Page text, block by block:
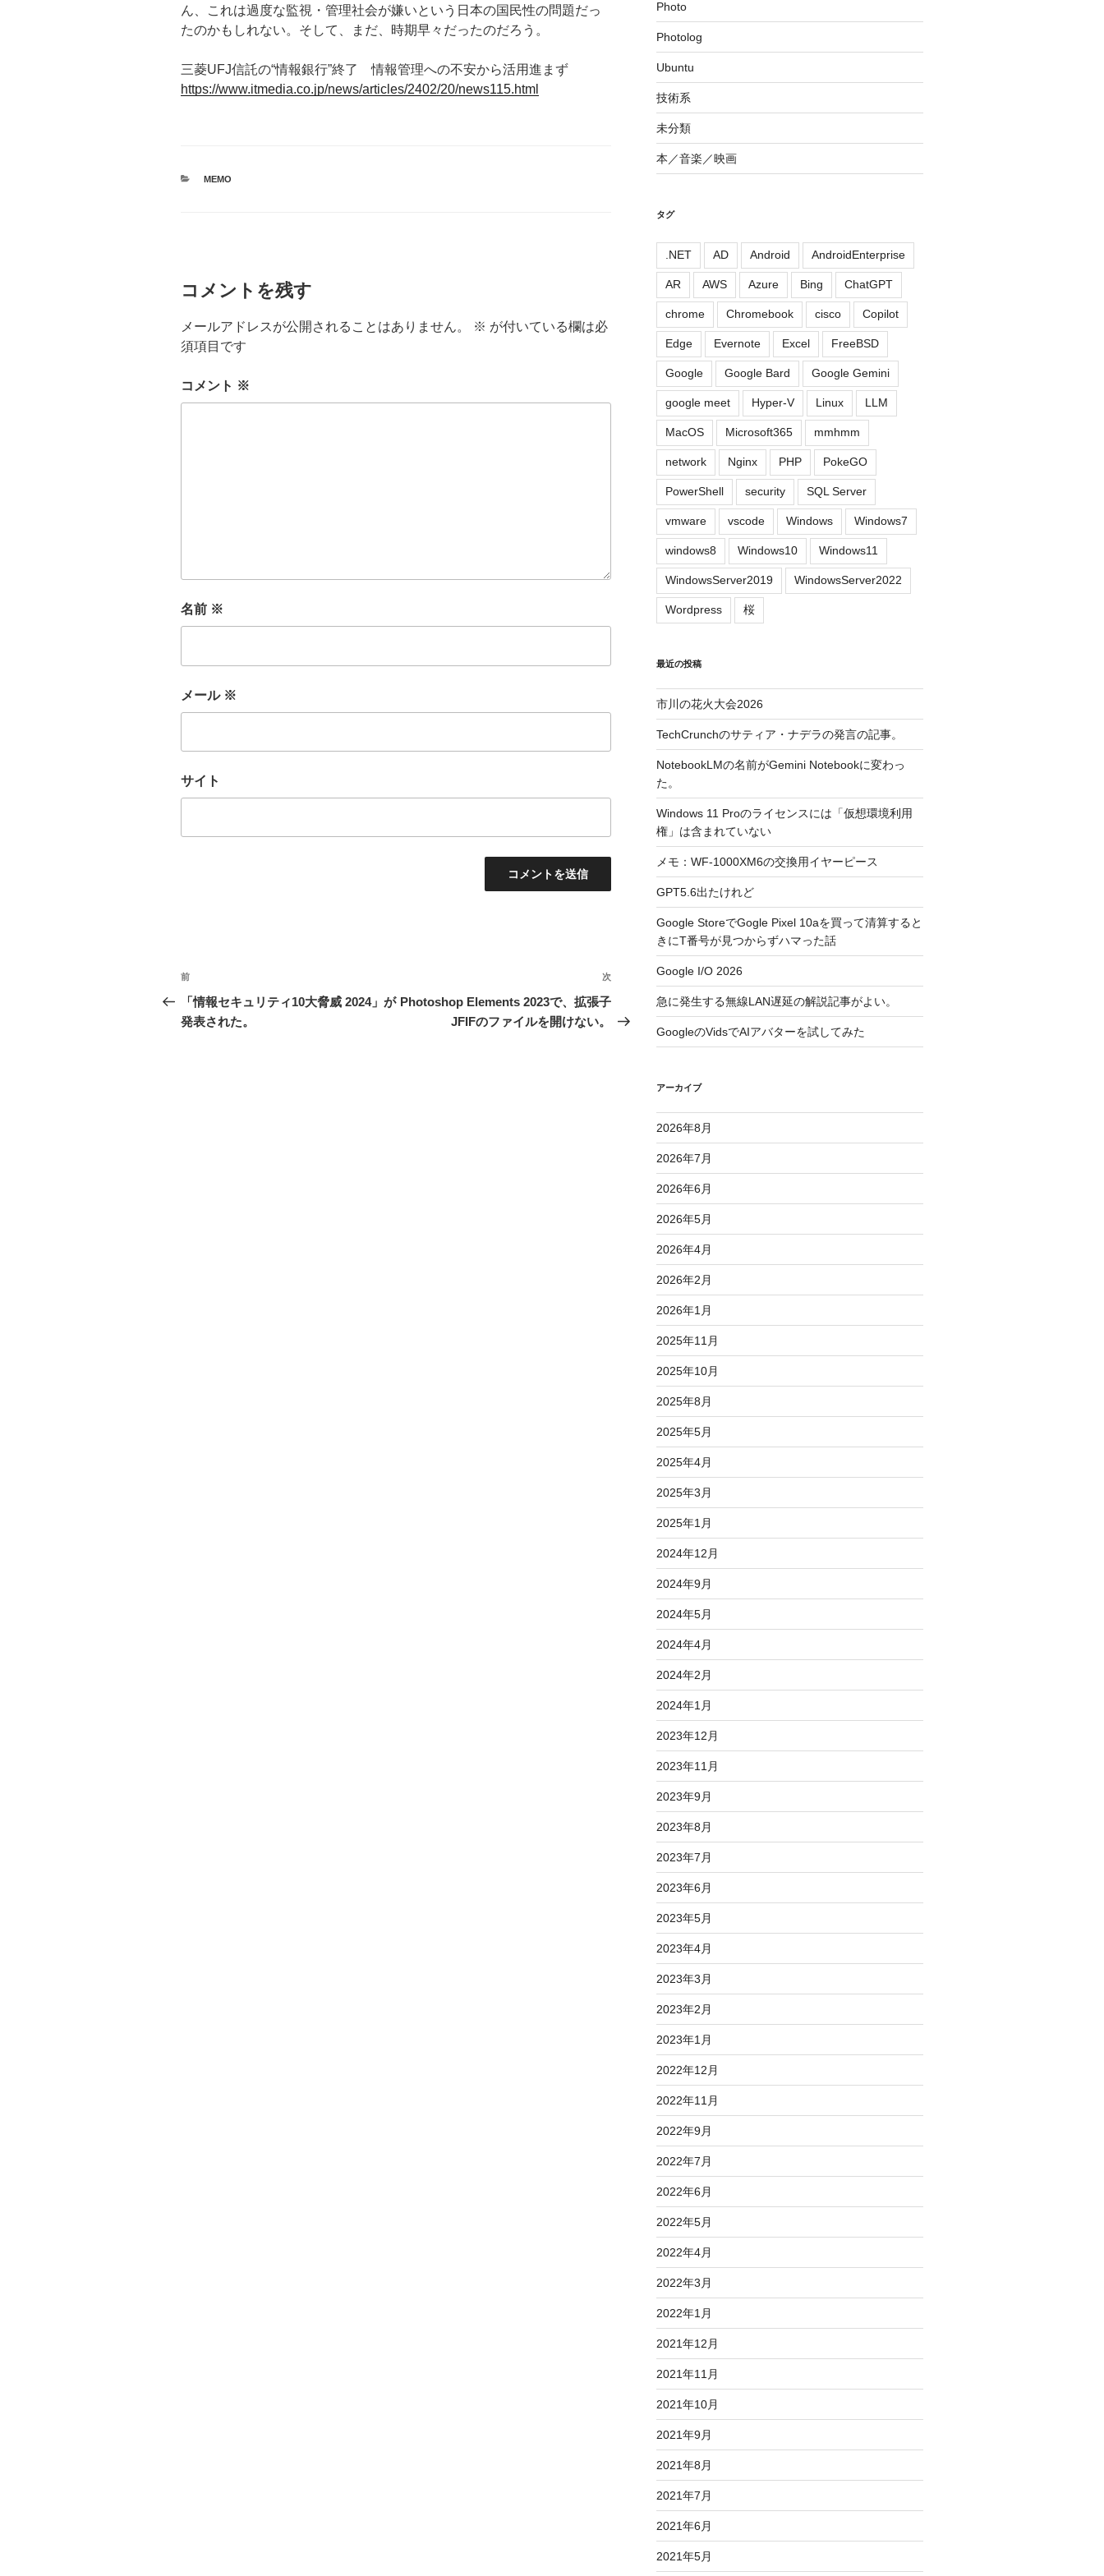
ん、これは過度な監視・管理社会が嫌いという日本の国民性の問題だっ
たのかもしれない。そして、まだ、時期早々だったのだろう。
三菱UFJ信託の“情報銀行”終了 情報管理への不安から活用進まず
https://www.itmedia.co.jp/news/articles/2402/20/news115.html
カ
MEMO
コメントを残す
メールアドレスが公開されることはありません。 ※ が付いている欄は必
須項目です
コメント ※
名前 ※
メール ※
サイト
投
稿
ナ
前
の
投
前
「情報セキュリティ10大脅威 2024」が
発表された。
次
の
投
次
Photoshop Elements 2023で、拡張子
JFIFのファイルを開けない。
Photo
Photolog
Ubuntu
技術系
未分類
本／音楽／映画
タグ
.NET AD Android AndroidEnterprise
AR AWS Azure Bing ChatGPT
chrome Chromebook cisco Copilot
Edge Evernote Excel FreeBSD
Google Google Bard Google Gemini
google meet Hyper-V Linux LLM
MacOS Microsoft365 mmhmm
network Nginx PHP PokeGO
PowerShell security SQL Server
vmware vscode Windows Windows7
windows8 Windows10 Windows11
WindowsServer2019 WindowsServer2022
Wordpress 桜
最近の投稿
市川の花火大会2026
TechCrunchのサティア・ナデラの発言の記事。
NotebookLMの名前がGemini Notebookに変わっ
た。
Windows 11 Proのライセンスには「仮想環境利用
権」は含まれていない
メモ：WF-1000XM6の交換用イヤーピース
GPT5.6出たけれど
Google StoreでGogle Pixel 10aを買って清算すると
きにT番号が見つからずハマった話
Google I/O 2026
急に発生する無線LAN遅延の解説記事がよい。
GoogleのVidsでAIアバターを試してみた
アーカイブ
2026年8月
2026年7月
2026年6月
2026年5月
2026年4月
2026年2月
2026年1月
2025年11月
2025年10月
2025年8月
2025年5月
2025年4月
2025年3月
2025年1月
2024年12月
2024年9月
2024年5月
2024年4月
2024年2月
2024年1月
2023年12月
2023年11月
2023年9月
2023年8月
2023年7月
2023年6月
2023年5月
2023年4月
2023年3月
2023年2月
2023年1月
2022年12月
2022年11月
2022年9月
2022年7月
2022年6月
2022年5月
2022年4月
2022年3月
2022年1月
2021年12月
2021年11月
2021年10月
2021年9月
2021年8月
2021年7月
2021年6月
2021年5月